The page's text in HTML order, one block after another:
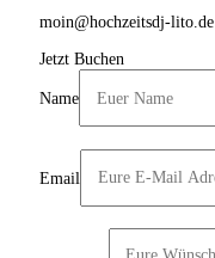
moin@hochzeitsdj-lito.de
Jetzt Buchen
Name
Email